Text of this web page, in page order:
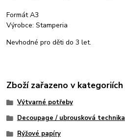
Formát A3
Výrobce: Stamperia
Nevhodné pro děti do 3 let.
Zboží zařazeno v kategoriích
Výtvarné potřeby
Decoupage / ubrousková technika
Rýžové papíry